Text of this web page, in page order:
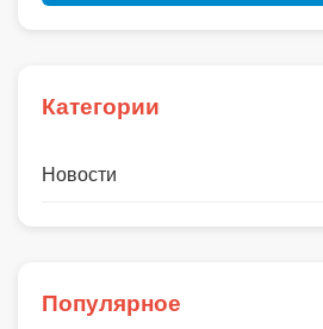
Категории
Новости
Популярное